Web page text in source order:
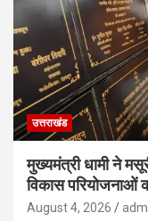
उत्तराखंड
मुख्यमंत्री धामी ने
विकास परियोजनाओं
August 4, 2026